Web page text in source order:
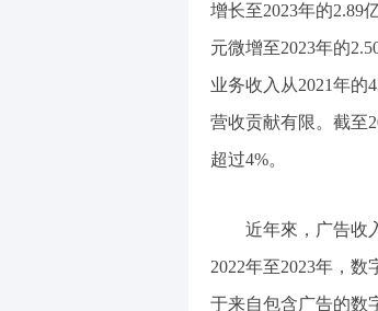
增长至2023年的2.89
元微增至2023年的
业务收入从2021年的
营收贡献有限。截至
超过4%。
近年來，广告收
2022年至2023年，
于来自包含广告的数